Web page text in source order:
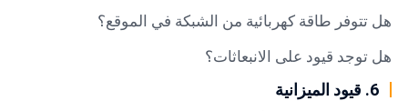
هل تتوفر طاقة كهربائية من الشبكة في الموقع؟
هل توجد قيود على الانبعاثات؟
6. قيود الميزانية